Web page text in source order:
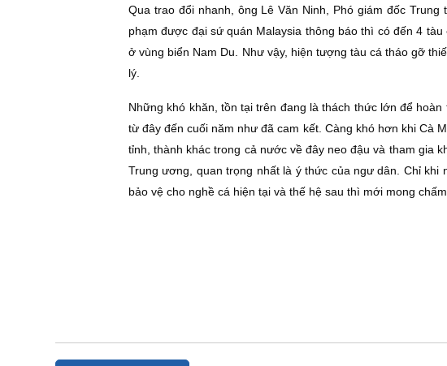
Qua trao đổi nhanh, ông Lê Văn Ninh, Phó giám đốc
phạm được đại sứ quán Malaysia thông báo thì có đến 4
ở vùng biển Nam Du. Như vậy, hiện tượng tàu cá tháo gỡ
lý.
Những khó khăn, tồn tại trên đang là thách thức lớn để
từ đây đến cuối năm như đã cam kết. Càng khó hơn khi Cà
tỉnh, thành khác trong cả nước về đây neo đậu và tham gia
Trung ương, quan trọng nhất là ý thức của ngư dân. Chỉ
bảo vệ cho nghề cá hiện tại và thế hệ sau thì mới mong